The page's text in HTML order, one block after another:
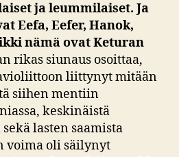
ja leummilaiset. Ja
Eefa, Eefer, Hanok,
nämä ovat Keturan
rikas siunaus osoittaa,
liittynyt mitään
siihen mentiin
keskinäistä
lasten saamista
voima oli säilynyt